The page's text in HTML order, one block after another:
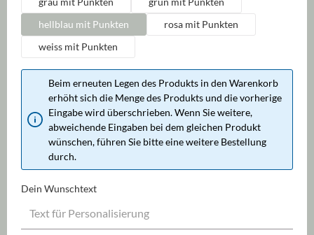
hellblau mit Punkten
rosa mit Punkten
weiss mit Punkten
Beim erneuten Legen des Produkts in den Warenkorb
erhöht sich die Menge des Produkts und die vorherige
Eingabe wird überschrieben. Wenn Sie weitere,
abweichende Eingaben bei dem gleichen Produkt
wünschen, führen Sie bitte eine weitere Bestellung
durch.
Dein Wunschtext